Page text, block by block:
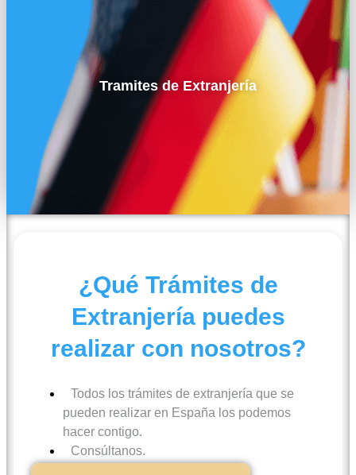
Tramites de Extranjería
¿Qué Trámites de
Extranjería puedes
realizar con nosotros?
Todos los trámites de extranjería que se
pueden realizar en España los podemos
hacer contigo.
Consúltanos.